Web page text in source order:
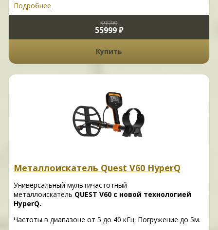
Подробнее
59999
55999 ₽
Купить
Металлоискатель Quest V60 HyperQ
Универсальный мультичастотный
металлоискатель QUEST V60 с новой технологией
HyperQ.
Частоты в диапазоне от 5 до 40 кГц. Погружение до 5м.